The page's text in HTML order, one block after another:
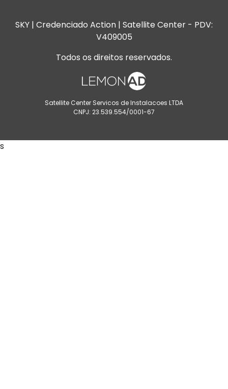
SKY | Credenciado Action | Satellite Center - PDV:
V409005
Todos os direitos reservados.
Satellite Center Servicos de Instalacoes LTDA
CNPJ: 23.539.554/0001-67
s